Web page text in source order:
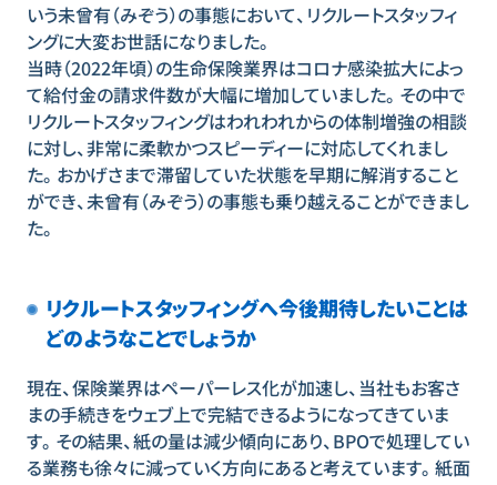
いう未曾有（みぞう）の事態において、リクルートスタッフィ
ングに大変お世話になりました。
当時（2022年頃）の生命保険業界はコロナ感染拡大によっ
て給付金の請求件数が大幅に増加していました。その中で
リクルートスタッフィングはわれわれからの体制増強の相談
に対し、非常に柔軟かつスピーディーに対応してくれまし
た。おかげさまで滞留していた状態を早期に解消すること
ができ、未曾有（みぞう）の事態も乗り越えることができまし
た。
リクルートスタッフィングへ今後期待したいことは
どのようなことでしょうか
現在、保険業界はペーパーレス化が加速し、当社もお客さ
まの手続きをウェブ上で完結できるようになってきていま
す。その結果、紙の量は減少傾向にあり、BPOで処理してい
る業務も徐々に減っていく方向にあると考えています。紙面